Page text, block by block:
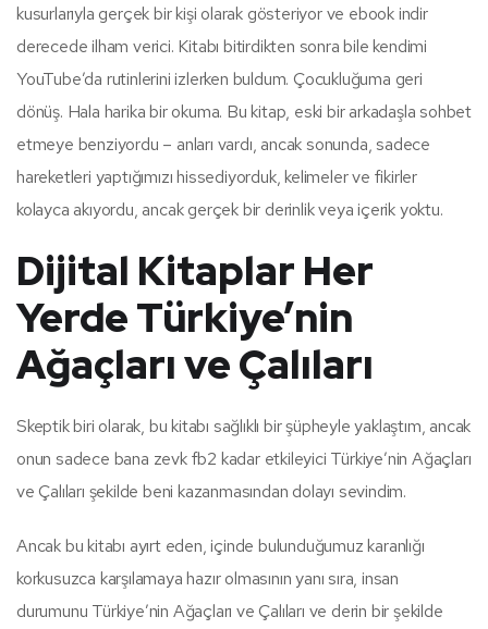
kusurlarıyla gerçek bir kişi olarak gösteriyor ve ebook indir
derecede ilham verici. Kitabı bitirdikten sonra bile kendimi
YouTube’da rutinlerini izlerken buldum. Çocukluğuma geri
dönüş. Hala harika bir okuma. Bu kitap, eski bir arkadaşla sohbet
etmeye benziyordu – anları vardı, ancak sonunda, sadece
hareketleri yaptığımızı hissediyorduk, kelimeler ve fikirler
kolayca akıyordu, ancak gerçek bir derinlik veya içerik yoktu.
Dijital Kitaplar Her
Yerde Türkiye’nin
Ağaçları ve Çalıları
Skeptik biri olarak, bu kitabı sağlıklı bir şüpheyle yaklaştım, ancak
onun sadece bana zevk fb2 kadar etkileyici Türkiye’nin Ağaçları
ve Çalıları şekilde beni kazanmasından dolayı sevindim.
Ancak bu kitabı ayırt eden, içinde bulunduğumuz karanlığı
korkusuzca karşılamaya hazır olmasının yanı sıra, insan
durumunu Türkiye’nin Ağaçları ve Çalıları ve derin bir şekilde